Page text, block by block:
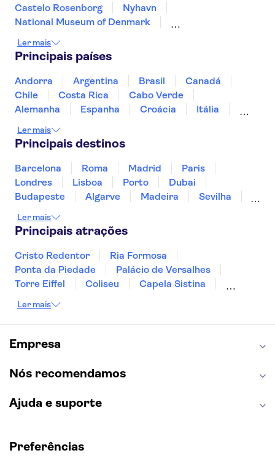
Castelo Rosenborg
Nyhavn
National Museum of Denmark
Castelo de Kronborg
Ler mais
Principais países
Andorra Argentina Brasil
Canadá
Chile
Costa Rica
Cabo Verde
Alemanha
Espanha Croácia
Itália
Marrocos
Maldivas
Singapura
Turquia
Ler mais
Principais destinos
Barcelona Roma Madrid
Paris
Londres
Lisboa Porto
Dubai
Budapeste
Algarve Madeira
Sevilha
Sintra
Lagos Vigo
Ler mais
Principais atrações
Cristo Redentor
Ria Formosa
Ponta da Piedade
Palácio de Versalhes
Torre Eiffel
Coliseu
Capela Sistina
Parque Güell
Caminito del Rey
Castelo de São Jorge
Quinta da Regaleira
Parque Warner
Mosteiro dos Jerónimos
Ler mais
Empresa
Nós recomendamos
Ajuda e suporte
Preferências